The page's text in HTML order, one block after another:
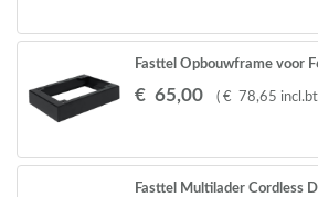
Fasttel Opbouwframe voor
€ 65,00 ( € 78,65
Fasttel Multilader Cordless